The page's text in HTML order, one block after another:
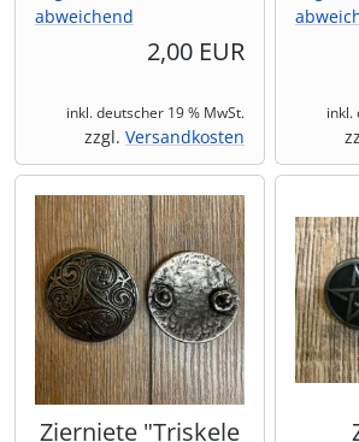
abweichend
2,00 EUR
inkl. deutscher 19 % MwSt.
zzgl. Versandkosten
inkl.
Zierniete "Triskele